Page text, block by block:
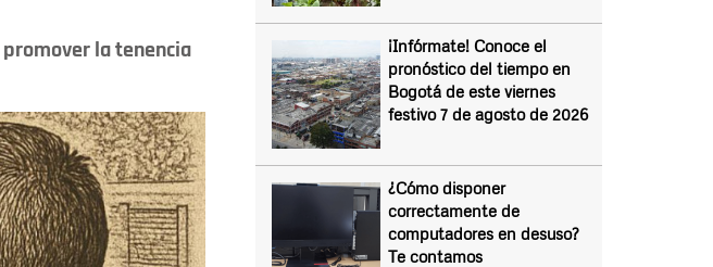
la tenencia
¡Infórmate! Conoce el
pronóstico del tiempo en
Bogotá de este viernes
festivo 7 de agosto de 2026
¿Cómo disponer
correctamente de
computadores en desuso?
Te contamos